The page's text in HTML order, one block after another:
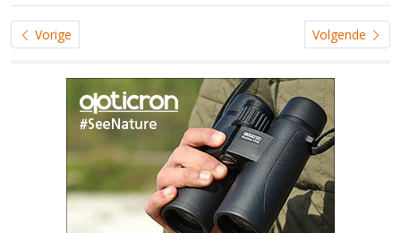
Vorige Volgende